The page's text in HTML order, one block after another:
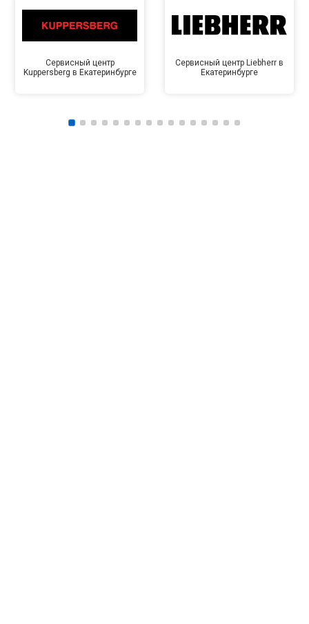
Сервисный центр
Kuppersberg в Екатеринбурге
Сервисный центр Liebherr в
Екатеринбурге